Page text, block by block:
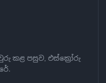
කළ පසුව, එස්ක්‍රෝරු